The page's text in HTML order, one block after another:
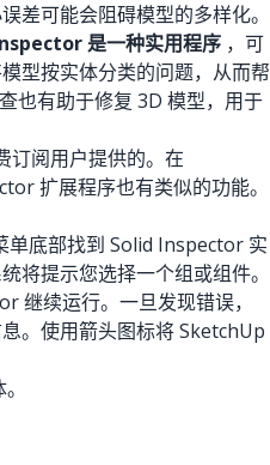
差可能会阻碍模型的多样化。
是一种实用程序 ，可
型按实体分类的问题，从而帮
也有助于修复 3D 模型，用于
阅用户提供的。在
扩展程序也有类似的功能。
单底部找到 Solid Inspector 实
将提示您选择一个组或组件。
继续运行。一旦发现错误，
。使用箭头图标将 SketchUp